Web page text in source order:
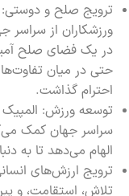
ترویج صلح و
ورزشکاران از سراسر
در یک فضای صلح
حتی در میان
احترام گذاشت.
توسعه ورزش:
سراسر جهان کمک
الهام می‌دهد تا به
ترویج ارزش‌های
تلاش، استقامت، و